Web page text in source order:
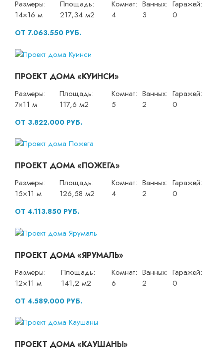
Размеры:
14×16 м
Площадь:
217,34 м2
Комнат:
4
Ванных:
3
Гаражей:
0
ОТ 7.063.550 РУБ.
ПРОЕКТ ДОМА «КУИНСИ»
Размеры:
7×11 м
Площадь:
117,6 м2
Комнат:
5
Ванных:
2
Гаражей:
0
ОТ 3.822.000 РУБ.
ПРОЕКТ ДОМА «ПОЖЕГА»
Размеры:
15×11 м
Площадь:
126,58 м2
Комнат:
4
Ванных:
2
Гаражей:
0
ОТ 4.113.850 РУБ.
ПРОЕКТ ДОМА «ЯРУМАЛЬ»
Размеры:
12×11 м
Площадь:
141,2 м2
Комнат:
6
Ванных:
2
Гаражей:
0
ОТ 4.589.000 РУБ.
ПРОЕКТ ДОМА «КАУШАНЫ»